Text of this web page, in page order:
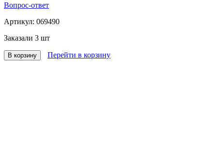
Вопрос-ответ
Артикул: 069490
Заказали 3 шт
В корзину Перейти в корзину